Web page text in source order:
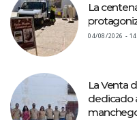
La
04/08/2026 -
La Venta
dedicado